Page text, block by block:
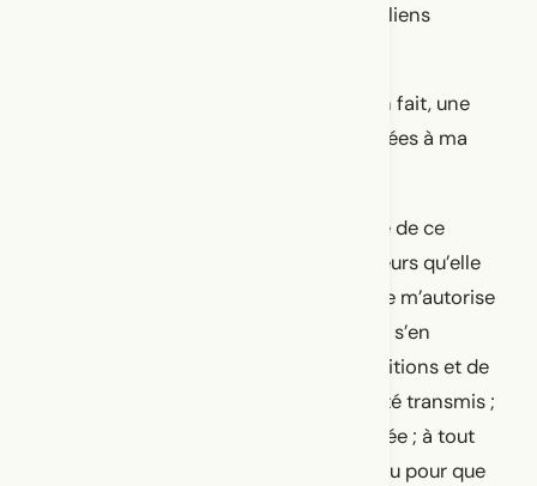
communauté, mais un « nous » tissé de liens
Mes projets autobiographiques sont en fait, une
suite de longues lettres d’amour destinées à ma
Ce sont des lettres d’amour à la beauté de ce
qu’elle m’a léguée ; aux zones de noirceurs qu’elle
me laisse éclairer ; aux questions qu’elle m’autorise
à poser publiquement afin que d’autres s’en
emparent ; à la célébration de nos traditions et de
nos liens ; à la richesse de ce qui m’a été transmis ;
aux valeurs dans lesquelles j’ai été élevée ; à tout
ce qu’ils et elles ont sacrifié et combattu pour que